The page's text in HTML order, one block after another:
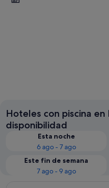
Hoteles con piscina en
disponibilidad
Esta noche
6 ago - 7 ago
Este fin de semana
7 ago - 9 ago